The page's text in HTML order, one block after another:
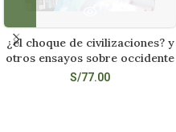
¿el choque de civilizaciones? y
otros ensayos sobre occidente
S/77.00